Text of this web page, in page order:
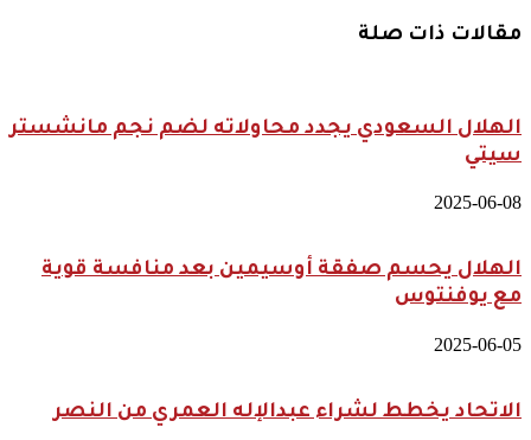
مقالات ذات صلة
الهلال السعودي يجدد محاولاته لضم نجم مانشستر
سيتي
2025-06-08
الهلال يحسم صفقة أوسيمين بعد منافسة قوية
مع يوفنتوس
2025-06-05
الاتحاد يخطط لشراء عبدالإله العمري من النصر